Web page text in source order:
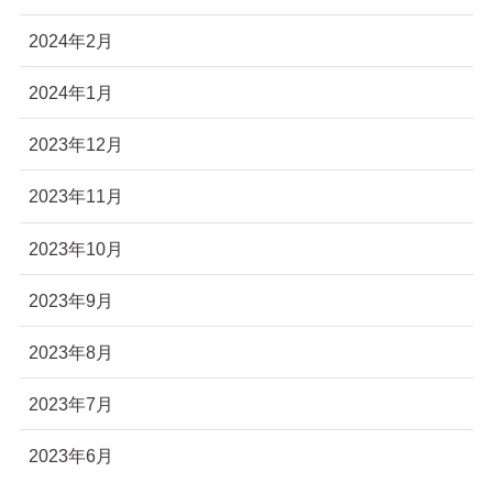
2024年2月
2024年1月
2023年12月
2023年11月
2023年10月
2023年9月
2023年8月
2023年7月
2023年6月